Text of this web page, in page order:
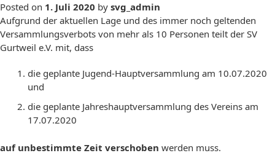
Posted on 1. Juli 2020 by svg_admin
Aufgrund der aktuellen Lage und des immer noch geltenden
Versammlungsverbots von mehr als 10 Personen teilt der SV
Gurtweil e.V. mit, dass
die geplante Jugend-Hauptversammlung am 10.07.2020
und
die geplante Jahreshauptversammlung des Vereins am
17.07.2020
auf unbestimmte Zeit verschoben werden muss.